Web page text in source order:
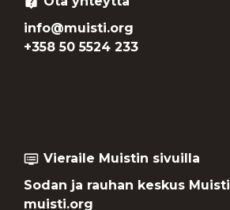
info@muisti.org
+358 50 5524 233
dvr Vieraile Muistin sivuilla
Sodan ja rauhan keskus Muisti
muisti.org